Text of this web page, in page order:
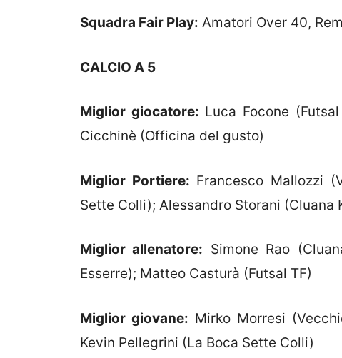
Squadra Fair Play: Amatori Over 40,
CALCIO A 5
Miglior giocatore: Luca Focone
Cicchinè (Officina del gusto)
Miglior Portiere: Francesco Mallozzi
Sette Colli); Alessandro Storani (Cluana
Miglior allenatore: Simone Rao
Esserre); Matteo Casturà (Futsal TF)
Miglior giovane: Mirko Morresi
Kevin Pellegrini (La Boca Sette Colli)